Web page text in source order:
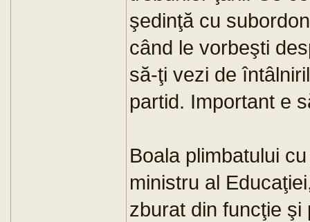
şedinţă cu
când le vorbeşti
să-ţi vezi de
partid. Important e
Boala plimbatului
ministru al
zburat din funcţie